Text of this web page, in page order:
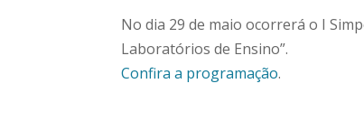
No dia 29 de maio ocorrerá o I
Laboratórios de Ensino”.
Confira a programação.